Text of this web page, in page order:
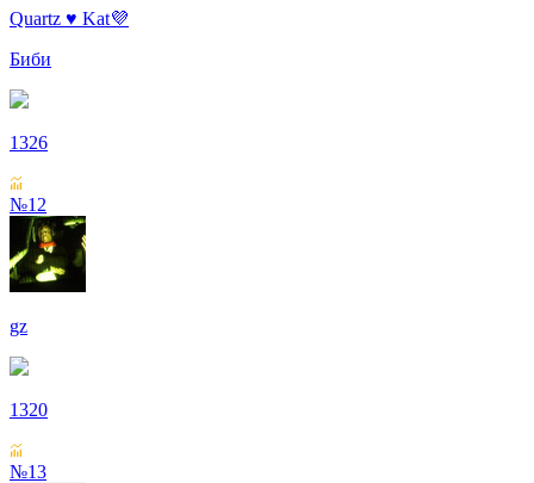
Quartz ♥ Kat💜
Биби
1326
№12
gz
1320
№13